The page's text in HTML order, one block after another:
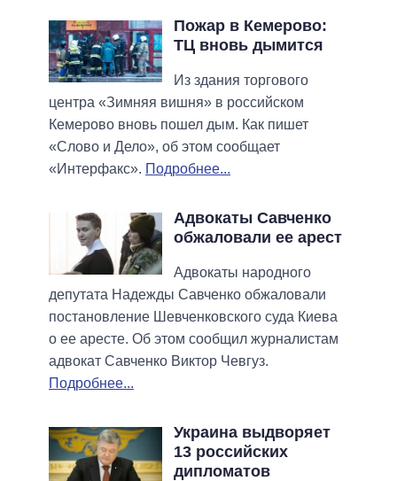
Пожар в Кемерово:
ТЦ вновь дымится
Из здания торгового
центра «Зимняя вишня» в российском
Кемерово вновь пошел дым. Как пишет
«Слово и Дело», об этом сообщает
«Интерфакс». Подробнее...
Адвокаты Савченко
обжаловали ее арест
Адвокаты народного
депутата Надежды Савченко обжаловали
постановление Шевченковского суда Киева
о ее аресте. Об этом сообщил журналистам
адвокат Савченко Виктор Чевгуз.
Подробнее...
Украина выдворяет
13 российских
дипломатов